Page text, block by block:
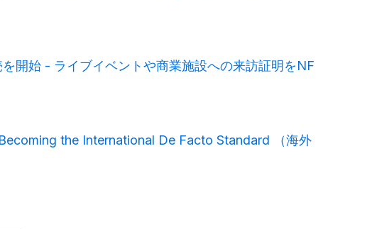
開始 - ライブイベントや商業施設への来訪証明をNF
the International De Facto Standard （海外